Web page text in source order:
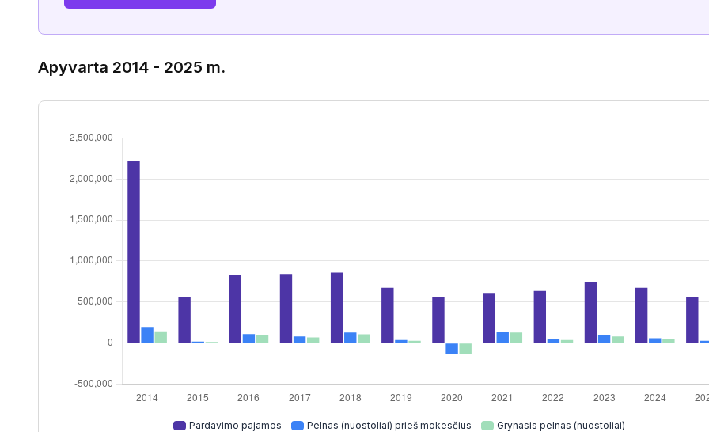
Apyvarta 2014 - 2025 m.
Pardavimo pajamos Pelnas (nuostoliai) prieš mokesčius Grynasis pelnas (nuostoliai)